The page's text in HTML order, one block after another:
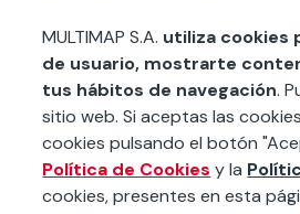
Instalación de moquetas
industriales
Instalación
MULTIMAP S.A. utiliza cookies
de usuario, mostrarte
tus hábitos de navegación.
sitio web. Si aceptas las
cookies pulsando el botón
Política de Cookies y la
cookies, presentes en esta